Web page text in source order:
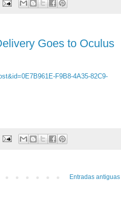
Goes to Oculus
F9B8-4A35-82C9-
Entradas antiguas